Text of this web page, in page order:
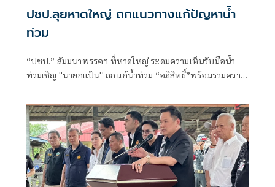
ปชป.ลุยหาดใหญ่ ถกแนวทางแก้ปัญหาน้ำ
ท่วม
“ปชป.” สัมมนาพรรคฯ ที่หาดใหญ่ ระดมความเห็นรับมือน้ำ
ท่วมเชิญ ''นายกแป้น'' ถก แก้น้ำท่วม “อภิสิทธิ์”พร้อมรวมความ
การเมือง ขณะที่”ชวน” ฉะ ปัญหาน้ำท่วมใต้เกิดจากการบริหาร
ของมหาดไทย ย้ายผู้ปกครองเพื่อประโยชน์ทางการเมือง
ด้าน“ชัยชนะ”ชูโมเดลเมืองคอน ขุดคลองเลี่ยงเมืองแก้ปัญหา
ภาคเอกชน โอด 6 เดือนหลังน้ำท่วม หมดโปรพักดอกเบี้ย-เงิน
ต้น แต่เศรษฐกิจยังซบเซาเหมือนเป็นระเบิดเวลา วอนแบงก์ลด
เกณฑ์ปล่อยสินเชื่อธุรกิจ